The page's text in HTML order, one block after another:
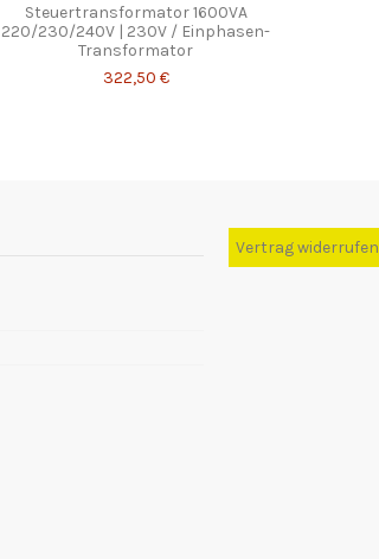
Steuertransformator 1600VA
220/230/240V | 230V / Einphasen-
Transformator
322,50 €
Vertrag widerrufen